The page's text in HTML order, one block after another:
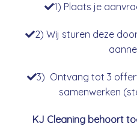
1) Plaats je
2) Wij sturen deze
3) Ontvang tot 3
samenwerken
KJ Cleaning behoort